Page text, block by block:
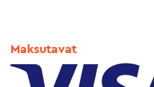
Maksutavat